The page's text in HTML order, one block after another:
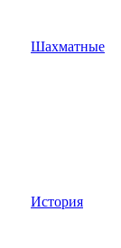
Шахматные
История